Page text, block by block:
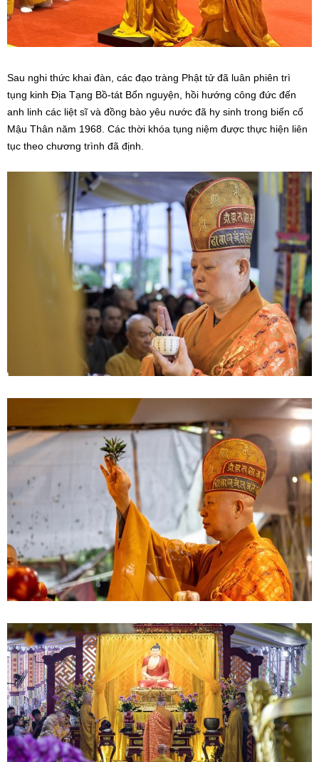
Sau nghi thức khai đàn, các đạo tràng Phật tử đã luân phiên trì
tụng kinh Địa Tạng Bồ-tát Bổn nguyện, hồi hướng công đức đến
anh linh các liệt sĩ và đồng bào yêu nước đã hy sinh trong biến cố
Mậu Thân năm 1968. Các thời khóa tụng niệm được thực hiện liên
tục theo chương trình đã định.